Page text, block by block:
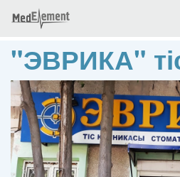
"ЭВРИКА"